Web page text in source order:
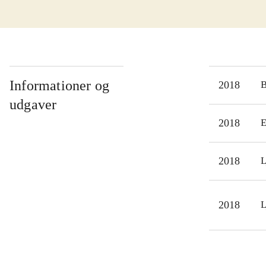
En
et
Informationer og
udgaver
2018
2018
2018
2018